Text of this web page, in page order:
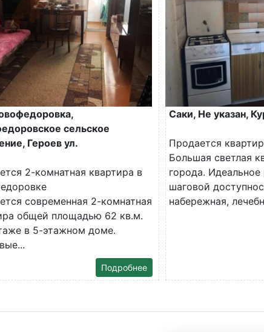
сельское
Героев ул.
2-комнатная квартира в
современная 2-комнатная
общей площадью 62 кв.м.
в 5-этажном доме.
Подробнее
Саки, Не указан,
Продается
Большая светлая
города.
шаговой
набережная,